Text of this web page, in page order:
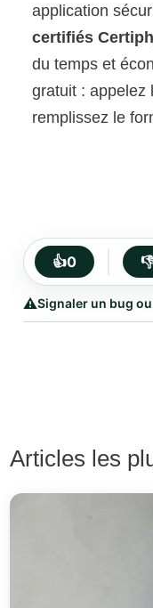
application
certifiés
du temps et
gratuit : appelez
remplissez le
👍0
⚠️Signaler un bug
Articles les